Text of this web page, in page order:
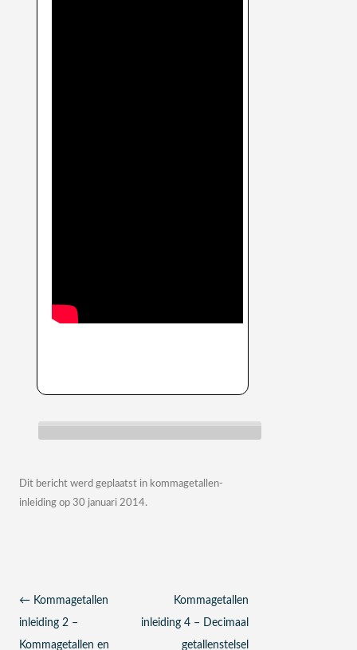
Dit bericht werd geplaatst in kommagetallen-
inleiding op 30 januari 2014.
Berichtnavigatie
← Kommagetallen
inleiding 2 –
Kommagetallen en
Kommagetallen
inleiding 4 – Decimaal
getallenstelsel